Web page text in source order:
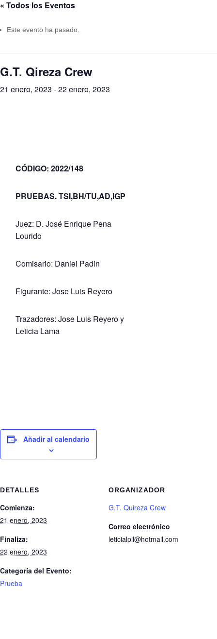
« Todos los Eventos
Este evento ha pasado.
G.T. Qireza Crew
21 enero, 2023 -22 enero, 2023
CÓDIGO: 2022/148
PRUEBAS. TSI,BH/TU,AD,IGP
Juez: D. José Enrique Pena
Lourido
Comisario: Daniel Padin
Figurante: Jose Luis Reyero
Trazadores: Jose Luis Reyero y
Leticia Lama
Añadir al calendario
DETALLES
Comienza:
21 enero, 2023
Finaliza:
22 enero, 2023
Categoría del Evento:
Prueba
ORGANIZADOR
G.T. Quireza Crew
Correo electrónico
leticialpll@hotmail.com